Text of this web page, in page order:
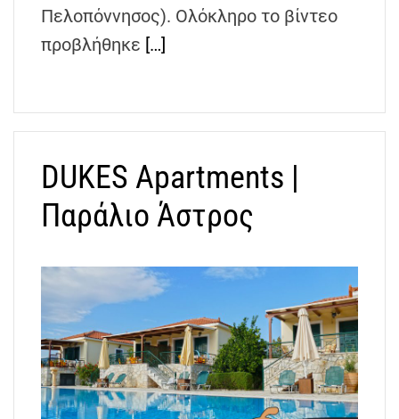
Πελοπόννησος). Ολόκληρο το βίντεο
προβλήθηκε […]
DUKES Apartments |
Παράλιο Άστρος